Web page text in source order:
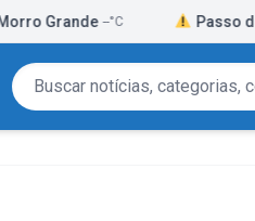
--°C Passo de Torres